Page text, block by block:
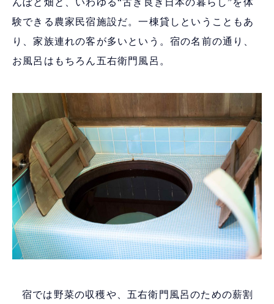
験できる農家民宿施設だ。一棟貸しということもあ
り、家族連れの客が多いという。宿の名前の通り、
お風呂はもちろん五右衛門風呂。
宿では野菜の収穫や、五右衛門風呂のための薪割